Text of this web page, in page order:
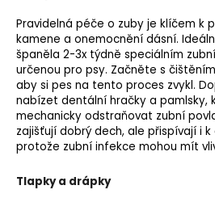
Pravidelná péče o zuby je klíčem k
kamene a onemocnění dásní.
španěla 2-3x týdně speciálním
určenou pro psy. Začněte s
aby si pes na tento proces zvykl.
nabízet dentální hračky a pamlsky,
mechanicky odstraňovat zubní
zajišťují dobrý dech, ale přispívají i
protože zubní infekce mohou mít
Tlapky a drápky